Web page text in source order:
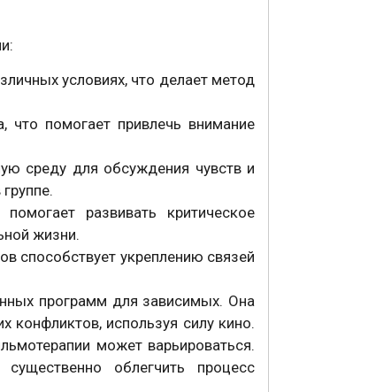
условиях, что делает метод
что помогает привлечь внимание
среду для обсуждения чувств и
развивать критическое
жизни.
способствует укреплению связей
программ для зависимых. Она
конфликтов, используя силу кино.
может варьироваться.
облегчить процесс